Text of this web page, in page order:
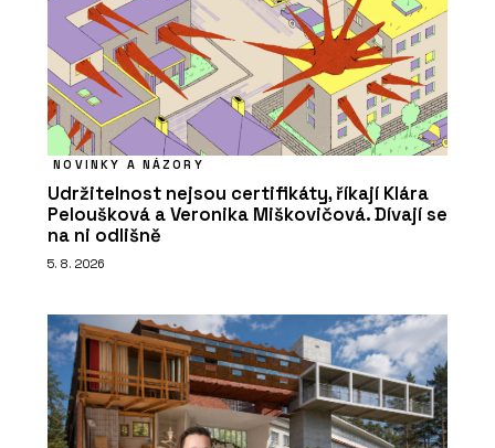
NOVINKY A NÁZORY
Udržitelnost nejsou certifikáty, říkají Klára
Peloušková a Veronika Miškovičová. Dívají se
na ni odlišně
5. 8. 2026